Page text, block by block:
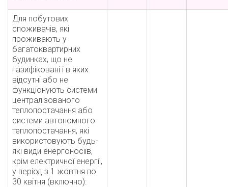
Для побутових
споживачів, які
проживають у
багатоквартирних
будинках, що не
газифіковані і в яких
відсутні або не
функціонують системи
централізованого
теплопостачання або
системи автономного
теплопостачання, які
використовують будь-
які види енергоносіїв,
крім електричної енергії,
у період з 1 жовтня по
30 квітня (включно):